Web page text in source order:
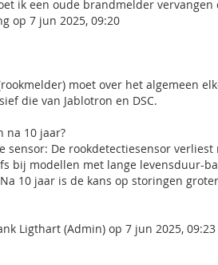
ik een oude brandmelder vervangen
op 7 jun 2025, 09:20
moet over het algemeen
die van Jablotron en DSC.
na 10 jaar?
sensor: De rookdetectiesensor
bij modellen met lange levensduur-
10 jaar is de kans op storingen
Ligthart (Admin) op 7 jun 2025, 09:23